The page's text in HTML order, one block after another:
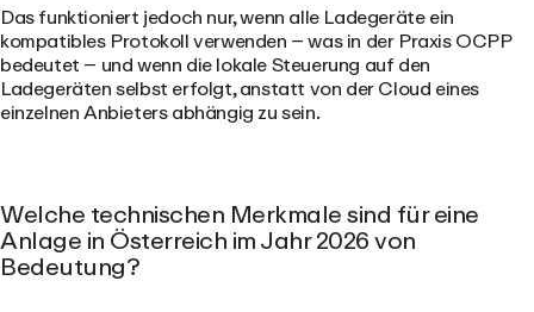
Das funktioniert jedoch nur, wenn alle Ladegeräte ein
kompatibles Protokoll verwenden – was in der Praxis OCPP
bedeutet – und wenn die lokale Steuerung auf den
Ladegeräten selbst erfolgt, anstatt von der Cloud eines
einzelnen Anbieters abhängig zu sein.
Welche technischen Merkmale sind für eine
Anlage in Österreich im Jahr 2026 von
Bedeutung?